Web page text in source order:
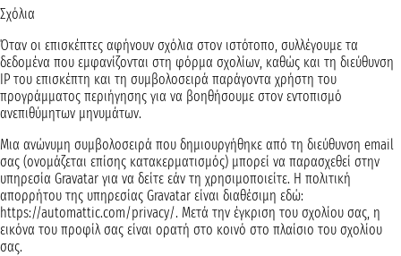
Σχόλια
Όταν οι επισκέπτες αφήνουν σχόλια στον ιστότοπο, συλλέγουμε τα
δεδομένα που εμφανίζονται στη φόρμα σχολίων, καθώς και τη διεύθυνση
IP του επισκέπτη και τη συμβολοσειρά παράγοντα χρήστη του
προγράμματος περιήγησης για να βοηθήσουμε στον εντοπισμό
ανεπιθύμητων μηνυμάτων.
Μια ανώνυμη συμβολοσειρά που δημιουργήθηκε από τη διεύθυνση email
σας (ονομάζεται επίσης κατακερματισμός) μπορεί να παρασχεθεί στην
υπηρεσία Gravatar για να δείτε εάν τη χρησιμοποιείτε. Η πολιτική
απορρήτου της υπηρεσίας Gravatar είναι διαθέσιμη εδώ:
https://automattic.com/privacy/. Μετά την έγκριση του σχολίου σας, η
εικόνα του προφίλ σας είναι ορατή στο κοινό στο πλαίσιο του σχολίου
σας.